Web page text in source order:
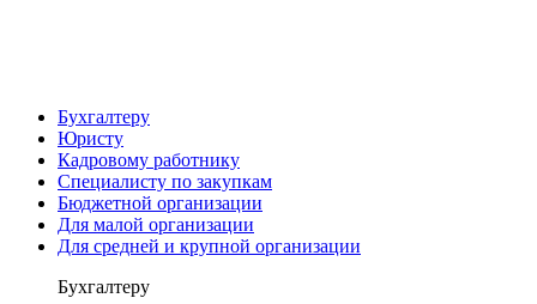
Бухгалтеру
Юристу
Кадровому работнику
Специалисту по закупкам
Бюджетной организации
Для малой организации
Для средней и крупной организации
Бухгалтеру